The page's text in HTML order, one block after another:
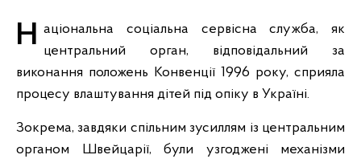
Національна соціальна сервісна служба, як центральний орган, відповідальний за
виконання положень Конвенції 1996 року, сприяла
процесу влаштування дітей під опіку в Україні.
Зокрема, завдяки спільним зусиллям із центральним
органом Швейцарії, були узгоджені механізми